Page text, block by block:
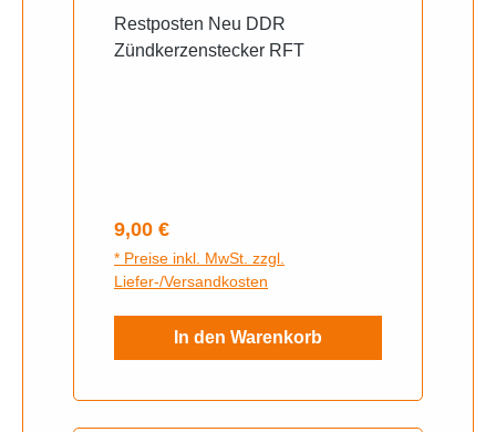
Restposten Neu DDR
Zündkerzenstecker RFT
Regulärer Preis:
9,00 €
* Preise inkl. MwSt. zzgl.
Liefer-/Versandkosten
In den Warenkorb